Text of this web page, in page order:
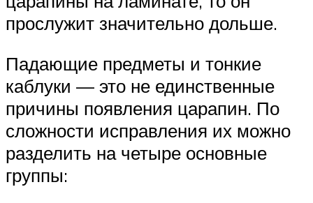
прослужит значительно дольше.
Падающие предметы и тонкие
каблуки — это не единственные
причины появления царапин. По
сложности исправления их можно
разделить на четыре основные
группы: